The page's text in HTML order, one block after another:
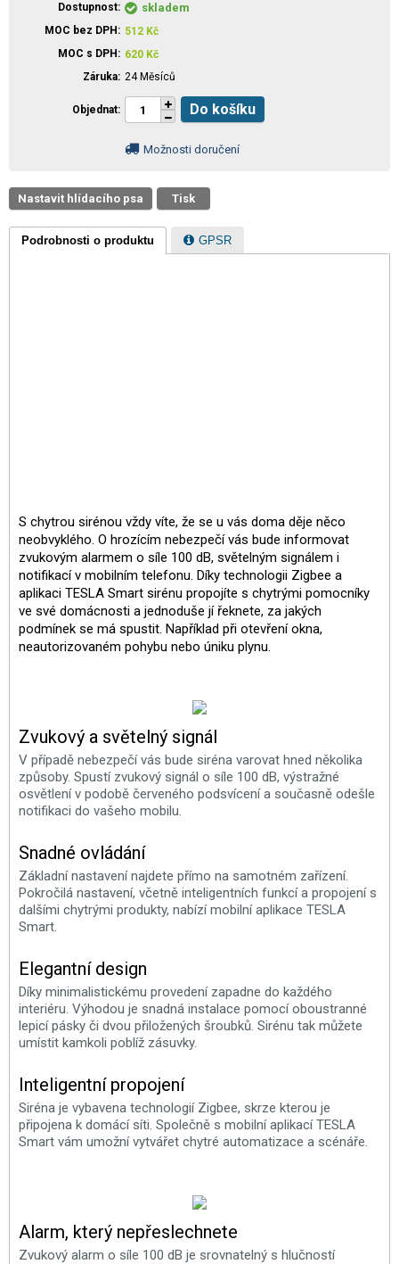
Dostupnost
skladem
MOC bez DPH 512 Kč
MOC s DPH
620 Kč
Záruka 24 Měsíců
Objednat Do košíku
Možnosti doručení
Nastavit hlídacího psa Tisk
Podrobnosti o produktu GPSR
S chytrou sirénou vždy víte, že se u vás doma děje něco
neobvyklého. O hrozícím nebezpečí vás bude informovat
zvukovým alarmem o síle 100 dB, světelným signálem i
notifikací v mobilním telefonu. Díky technologii Zigbee a
aplikaci TESLA Smart sirénu propojíte s chytrými pomocníky
ve své domácnosti a jednoduše jí řeknete, za jakých
podmínek se má spustit. Například při otevření okna,
neautorizovaném pohybu nebo úniku plynu.
Zvukový a světelný signál
V případě nebezpečí vás bude siréna varovat hned několika
způsoby. Spustí zvukový signál o síle 100 dB, výstražné
osvětlení v podobě červeného podsvícení a současně odešle
notifikaci do vašeho mobilu.
Snadné ovládání
Základní nastavení najdete přímo na samotném zařízení.
Pokročilá nastavení, včetně inteligentních funkcí a propojení s
dalšími chytrými produkty, nabízí mobilní aplikace TESLA
Smart.
Elegantní design
Díky minimalistickému provedení zapadne do každého
interiéru. Výhodou je snadná instalace pomocí oboustranné
lepicí pásky či dvou přiložených šroubků. Sirénu tak můžete
umístit kamkoli poblíž zásuvky.
Inteligentní propojení
Siréna je vybavena technologií Zigbee, skrze kterou je
připojena k domácí síti. Společně s mobilní aplikací TESLA
Smart vám umožní vytvářet chytré automatizace a scénáře.
Alarm, který nepřeslechnete
Zvukový alarm o síle 100 dB je srovnatelný s hlučností